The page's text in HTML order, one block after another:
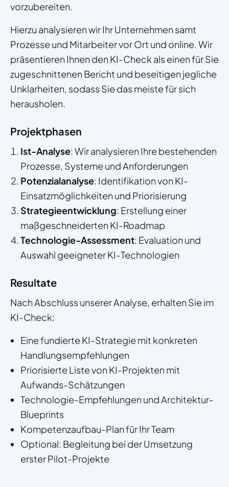
vorzubereiten.
Hierzu analysieren wir Ihr Unternehmen samt
Prozesse und Mitarbeiter vor Ort und online. Wir
präsentieren Ihnen den KI-Check als einen für Sie
zugeschnittenen Bericht und beseitigen jegliche
Unklarheiten, sodass Sie das meiste für sich
herausholen.
Projektphasen
Ist-Analyse: Wir analysieren Ihre bestehenden
Prozesse, Systeme und Anforderungen
Potenzialanalyse: Identifikation von KI-
Einsatzmöglichkeiten und Priorisierung
Strategieentwicklung: Erstellung einer
maßgeschneiderten KI-Roadmap
Technologie-Assessment: Evaluation und
Auswahl geeigneter KI-Technologien
Resultate
Nach Abschluss unserer Analyse, erhalten Sie im
KI-Check:
Eine fundierte KI-Strategie mit konkreten
Handlungsempfehlungen
Priorisierte Liste von KI-Projekten mit
Aufwands-Schätzungen
Technologie-Empfehlungen und Architektur-
Blueprints
Kompetenzaufbau-Plan für Ihr Team
Optional: Begleitung bei der Umsetzung
erster Pilot-Projekte